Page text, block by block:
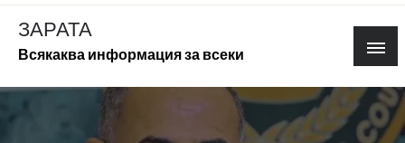
Skip
content
ЗАРАТА
Всякаква информация за всеки